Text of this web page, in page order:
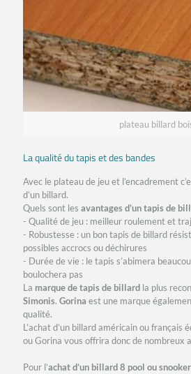
plateau billard
La qualité du tapis et des bandes
Avec le plateau de jeu et l’encadrement
d’un billard.
Quels sont les avantages d’un tapis de
- Qualité de jeu : meilleur roulement et
- Robustesse : un bon tapis de billard
possibles accrocs ou déchirures
- Durée de vie : le tapis s’abimera
boulochera pas
La marque de tapis de billard la plus
Simonis. Gorina est une marque
qualité.
L’achat d’un billard américain ou français
ou Gorina vous offrira donc de nombreux
Pour l’achat d’un billard 8 pool ou snooker